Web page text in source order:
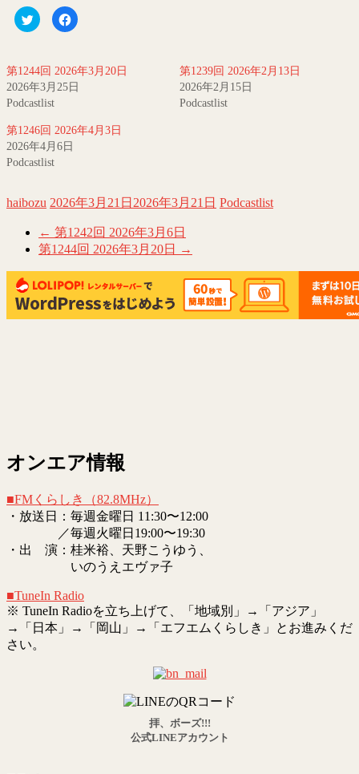
ク
リ
て
Twitter
で
共
有
し
い
ウ
ィ
ン
ド
開
き
Facebook
で
る
に
は
ク
ク
し
し
い
ィ
ン
ド
ウ
き
す)
第1244回 2026年3月20日
2026年3月25日
Podcastlist
第1239回 2026年2月13日
2026年2月15日
Podcastlist
第1246回 2026年4月3日
2026年4月6日
Podcastlist
haibozu 2026年3月21日 2026年3月21日 Podcastlist
← 第1242回 2026年3月6日
第1244回 2026年3月20日
→
オンエア情報
■FMくらしき（82.8MHz）
・放送日：毎週金曜日 11:30〜12:00
／毎週火曜日19:00〜19:30
・出 演：桂米裕、天野こうゆう、
いのうえエヴァ子
■TuneIn Radio
※ TuneIn Radioを立ち上げて、「地域別」→「アジア」
→「日本」→「岡山」→「エフエムくらしき」とお進みくだ
さい。
拝、ボーズ!!!
公式LINEアカウント